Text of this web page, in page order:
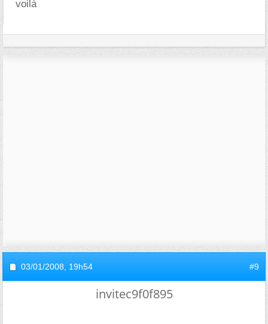
voilà
03/01/2008, 19h54 #9
invitec9f0f895